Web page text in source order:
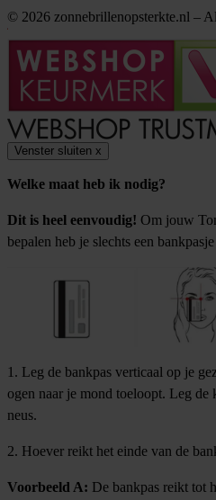
© 2026 zonnebrillenopsterkte.nl –
Venster sluiten x
Welke maat heb ik nodig?
Dit is heel eenvoudig! Om jouw
bepalen heb je slechts een
1. Leg de bankpas verticaal op je
ogen naar je mond toeloopt. Leg
neus.
2. Hoever reikt het einde van de
Voorbeeld A: De bankpas reikt tot